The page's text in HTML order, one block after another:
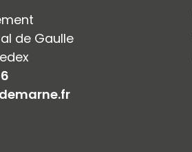
de Gaulle